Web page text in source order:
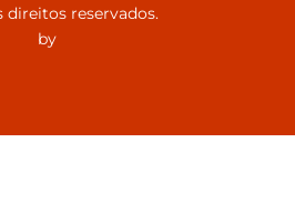
direitos reservados.
by